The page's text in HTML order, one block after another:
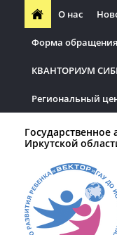
О нас
Форма
КВАНТОРИУМ
Региональный
Иркутской